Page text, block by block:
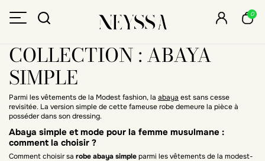
0
COLLECTION : ABAYA
SIMPLE
Parmi les vêtements de la Modest fashion, la abaya est sans cesse
revisitée. La version simple de cette fameuse robe demeure la pièce à
posséder dans son dressing.
Abaya simple et mode pour la femme musulmane :
comment la choisir ?
Comment choisir sa robe abaya simpleparmi les vêtements de la modest-